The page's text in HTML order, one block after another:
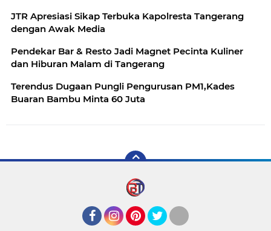
JTR Apresiasi Sikap Terbuka Kapolresta Tangerang
dengan Awak Media
Pendekar Bar & Resto Jadi Magnet Pecinta Kuliner
dan Hiburan Malam di Tangerang
Terendus Dugaan Pungli Pengurusan PM1,Kades
Buaran Bambu Minta 60 Juta